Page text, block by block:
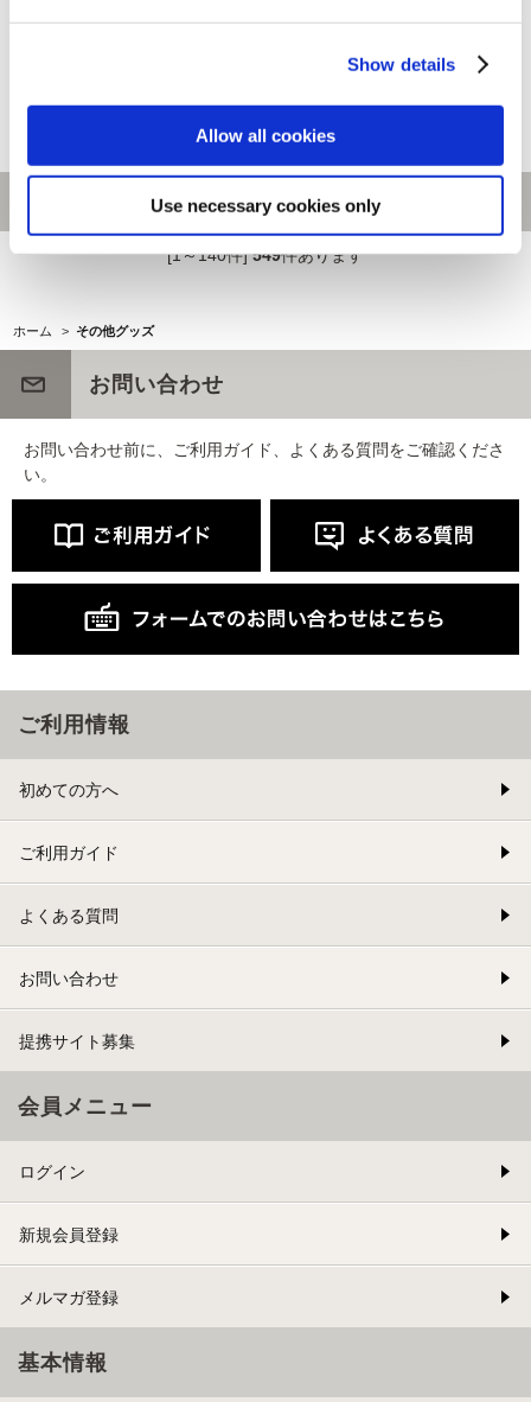
Show details
Allow all cookies
Use necessary cookies only
メイトセット
[1～140件] 549件あります
ホーム > その他グッズ
お問い合わせ
お問い合わせ前に、ご利用ガイド、よくある質問をご確認くださ
い。
ご利用情報
初めての方へ
ご利用ガイド
よくある質問
お問い合わせ
提携サイト募集
会員メニュー
ログイン
新規会員登録
メルマガ登録
基本情報